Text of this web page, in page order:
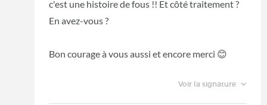
c'est une histoire de fous !! Et côté traitement ?
En avez-vous ?
Bon courage à vous aussi et encore merci 😊
Voir la signature